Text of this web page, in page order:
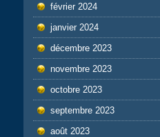
février 2024
janvier 2024
décembre 2023
novembre 2023
octobre 2023
septembre 2023
août 2023